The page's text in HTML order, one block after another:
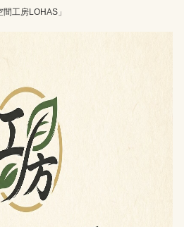
間工房LOHAS」